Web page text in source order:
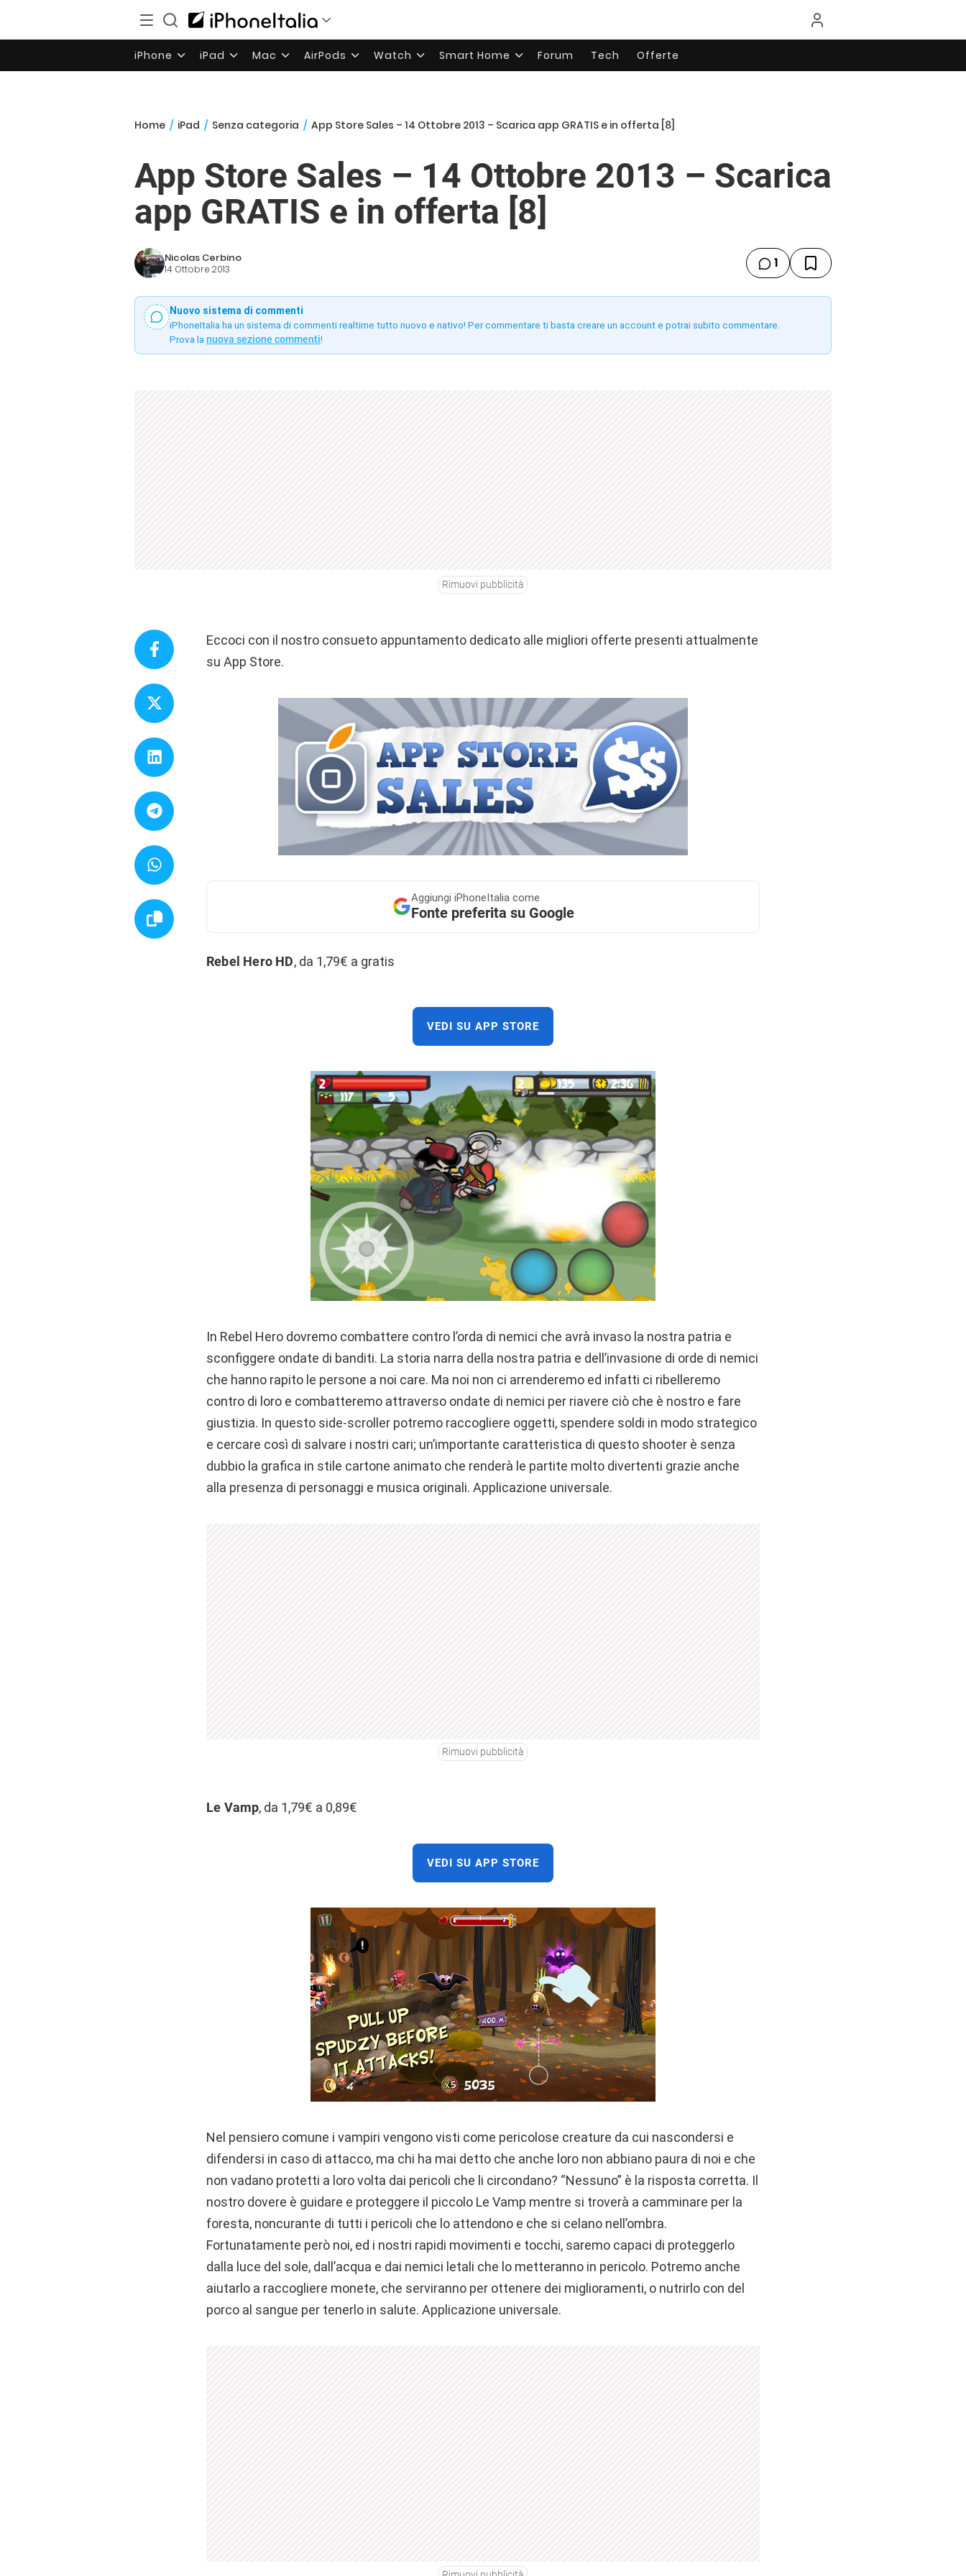
iPhone iPad Mac AirPods Watch Smart Home Forum Tech Offerte
Home / iPad / Senza categoria / App Store Sales – 14 Ottobre 2013 – Scarica app GRATIS e in offerta [8]
App Store Sales – 14 Ottobre 2013 – Scarica
app GRATIS e in offerta [8]
Nicolas Cerbino
14 Ottobre 2013 1
Nuovo sistema di commenti
iPhoneItalia ha un sistema di commenti realtime tutto nuovo e nativo! Per commentare ti basta creare un account e potrai subito commentare.
Prova la nuova sezione commenti!
Rimuovi pubblicità
Eccoci con il nostro consueto appuntamento dedicato alle migliori offerte presenti attualmente
su App Store.
Aggiungi iPhoneItalia come
Fonte preferita su Google
Rebel Hero HD, da 1,79€ a gratis
VEDI SU APP STORE
In Rebel Hero dovremo combattere contro l’orda di nemici che avrà invaso la nostra patria e
sconfiggere ondate di banditi. La storia narra della nostra patria e dell’invasione di orde di nemici
che hanno rapito le persone a noi care. Ma noi non ci arrenderemo ed infatti ci ribelleremo
contro di loro e combatteremo attraverso ondate di nemici per riavere ciò che è nostro e fare
giustizia. In questo side-scroller potremo raccogliere oggetti, spendere soldi in modo strategico
e cercare così di salvare i nostri cari; un’importante caratteristica di questo shooter è senza
dubbio la grafica in stile cartone animato che renderà le partite molto divertenti grazie anche
alla presenza di personaggi e musica originali. Applicazione universale.
Rimuovi pubblicità
Le Vamp, da 1,79€ a 0,89€
VEDI SU APP STORE
Nel pensiero comune i vampiri vengono visti come pericolose creature da cui nascondersi e
difendersi in caso di attacco, ma chi ha mai detto che anche loro non abbiano paura di noi e che
non vadano protetti a loro volta dai pericoli che li circondano? “Nessuno” è la risposta corretta. Il
nostro dovere è guidare e proteggere il piccolo Le Vamp mentre si troverà a camminare per la
foresta, noncurante di tutti i pericoli che lo attendono e che si celano nell’ombra.
Fortunatamente però noi, ed i nostri rapidi movimenti e tocchi, saremo capaci di proteggerlo
dalla luce del sole, dall’acqua e dai nemici letali che lo metteranno in pericolo. Potremo anche
aiutarlo a raccogliere monete, che serviranno per ottenere dei miglioramenti, o nutrirlo con del
porco al sangue per tenerlo in salute. Applicazione universale.